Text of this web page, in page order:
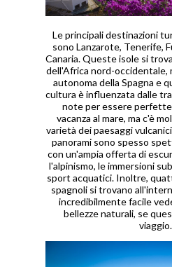
Le principali destinazioni
sono Lanzarote, Tenerife,
Canaria. Queste isole si
dell'Africa nord-occidentale,
autonoma della Spagna e
cultura è influenzata dalle
note per essere
vacanza al mare, ma c'è
varietà dei paesaggi
panorami sono spesso
con un'ampia offerta di
l'alpinismo, le immersioni
sport acquatici. Inoltre,
spagnoli si trovano
incredibilmente facile
bellezze naturali, se
viaggio.